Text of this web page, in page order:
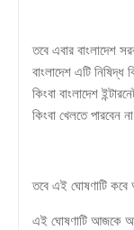
তবে এবার বাংলাদেশ
বাংলাদেশ এটি নিষিদ্ধ
কিংবা বাংলাদেশ
কিংবা খেলতে পারবেন না
তবে এই ঘোষণাটি কবে
এই ঘোষণাটি আজকে